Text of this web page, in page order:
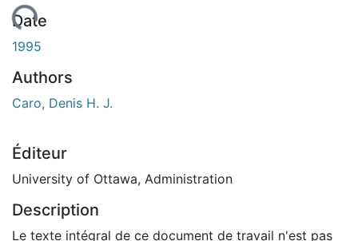
Date
1995
Authors
Caro, Denis H. J.
Éditeur
University of Ottawa, Administration
Description
Le texte intégral de ce document de travail n'est pas